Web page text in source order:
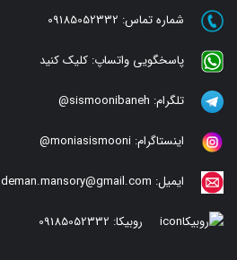
شماره تماس: 09185052332
پاسخگویی واتساپ: کلیک کنید
تلگرام: sismoonibaneh@
اینستاگرام: moniasismooni@
ایمیل: deman.mansory@gmail.com
روبیکا: 09185052332